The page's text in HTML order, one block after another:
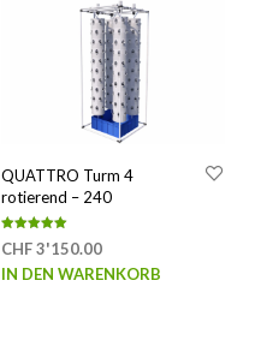
QUATTRO Turm 4
rotierend – 240
Bewertet mit
5.00
CHF3'150.00
IN DEN WARENKORB